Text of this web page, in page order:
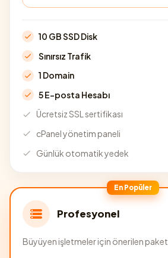
10 GB SSD Disk
Sınırsız Trafik
1 Domain
5 E-posta Hesabı
Ücretsiz SSL sertifikası
cPanel yönetim paneli
Günlük otomatik yedek
En Popüler
Profesyonel
Büyüyen işletmeler için önerilen paket